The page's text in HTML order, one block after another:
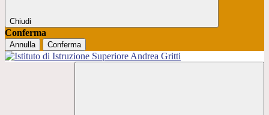
Chiudi
Conferma
Annulla Conferma